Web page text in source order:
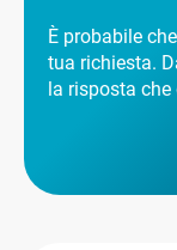
È probabile
tua richiesta.
la risposta